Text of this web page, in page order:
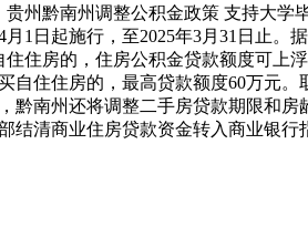
州黔南州调整公积金政策 支持大
1日起施行，至2025年3月31日止
住房的，住房公积金贷款额度可上
住住房的，最高贷款额度60万元
南州还将调整二手房贷款期限和
清商业住房贷款资金转入商业银行